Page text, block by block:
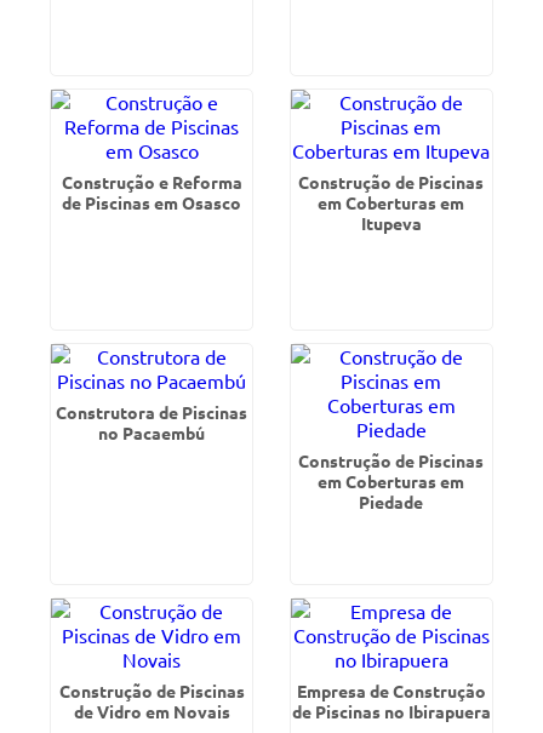
Construção e Reforma
de Piscinas em Osasco
Construção de Piscinas
em Coberturas em
Itupeva
Construtora de Piscinas
no Pacaembú
Construção de Piscinas
em Coberturas em
Piedade
Construção de Piscinas
de Vidro em Novais
Empresa de Construção
de Piscinas no Ibirapuera